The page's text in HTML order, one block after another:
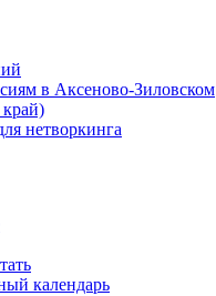
в Аксеново-Зиловском
край)
нетворкинга
календарь